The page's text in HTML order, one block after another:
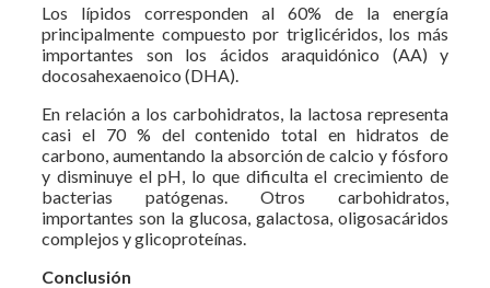
Los lípidos corresponden al 60% de la energía
principalmente compuesto por triglicéridos, los más
importantes son los ácidos araquidónico (AA) y
docosahexaenoico (DHA).
En relación a los carbohidratos, la lactosa representa
casi el 70 % del contenido total en hidratos de
carbono, aumentando la absorción de calcio y fósforo
y disminuye el pH, lo que dificulta el crecimiento de
bacterias patógenas. Otros carbohidratos,
importantes son la glucosa, galactosa, oligosacáridos
complejos y glicoproteínas.
Conclusión